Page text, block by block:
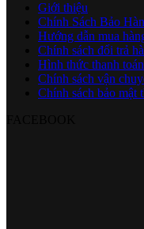
Giới thiệu
Chính Sách Bảo
Hướng dẫn mua
Chính sách đổi trả
Hình thức thanh toán
Chính sách vận
Chính sách bảo mật